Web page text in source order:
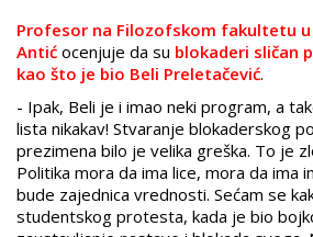
Profesor na Filozofskom fakultetu
Antić ocenjuje da su blokaderi sličan
kao što je bio Beli Preletačević.
- Ipak, Beli je i imao neki program, a
lista nikakav! Stvaranje blokaderskog
prezimena bilo je velika greška. To je
Politika mora da ima lice, mora da ima
bude zajednica vrednosti. Sećam se
studentskog protesta, kada je bio